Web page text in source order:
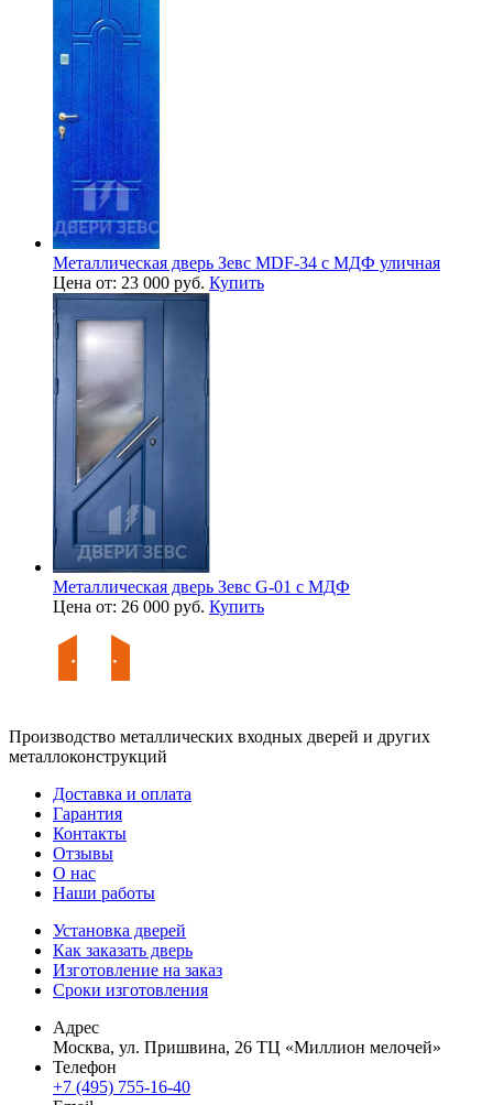
Металлическая дверь Зевс MDF-34 с МДФ уличная
Цена от: 23 000 руб. Купить
Металлическая дверь Зевс G-01 с МДФ
Цена от: 26 000 руб. Купить
Производство металлических входных дверей и других
металлоконструкций
Доставка и оплата
Гарантия
Контакты
Отзывы
О нас
Наши работы
Установка дверей
Как заказать дверь
Изготовление на заказ
Сроки изготовления
Адрес
Москва, ул. Пришвина, 26 ТЦ «Миллион мелочей»
Телефон
+7 (495) 755-16-40